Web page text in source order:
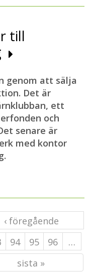
till
genom att sälja
Det är
ett
och
senare är
med kontor
‹ föregående
94 95 96
…
sista »